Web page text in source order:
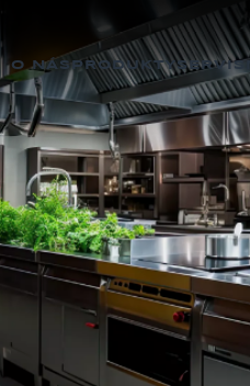
O NÁSPRODUKTYSERVIS